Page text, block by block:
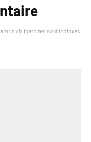
obligatoires sont indiqués